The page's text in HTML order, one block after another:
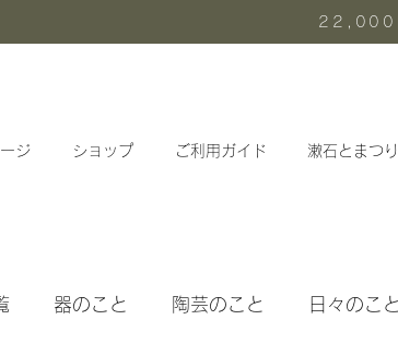
22,000
ジ ショップ ご利用ガイド 漱石とまつり
器のこと 陶芸のこと 日々のこと